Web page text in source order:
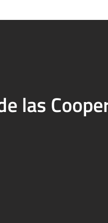
las